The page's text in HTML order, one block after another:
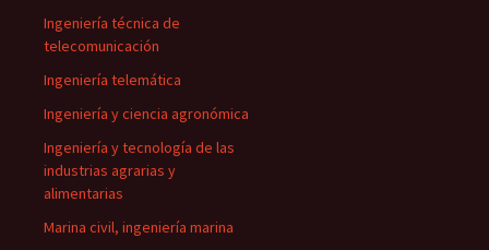
Ingeniería técnica de
telecomunicación
Ingeniería telemática
Ingeniería y ciencia agronómica
Ingeniería y tecnología de las
industrias agrarias y
alimentarias
Marina civil, ingeniería marina